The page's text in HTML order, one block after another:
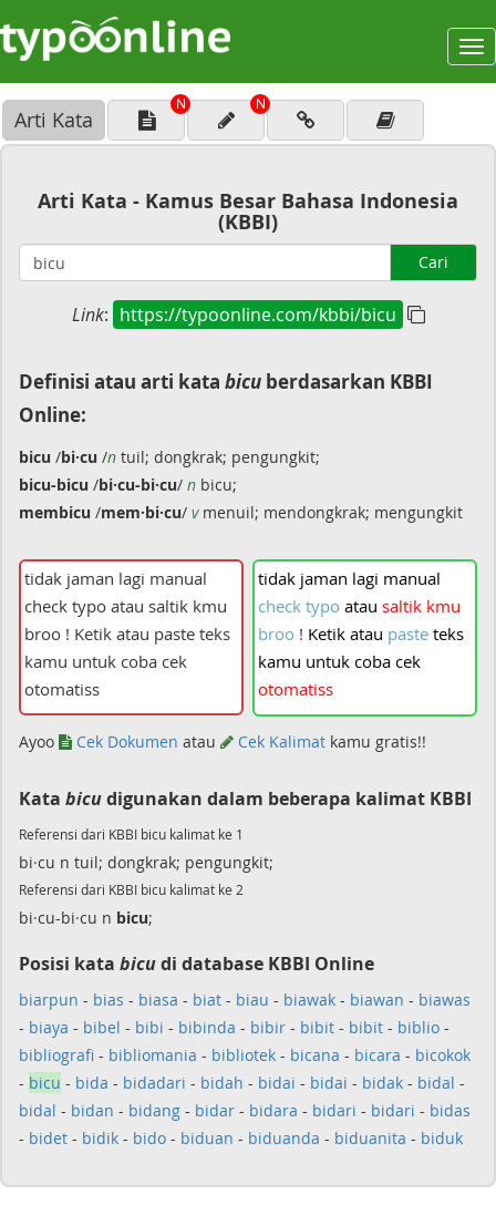
Arti Kata
N N
Arti Kata - Kamus Besar Bahasa Indonesia
(KBBI)
Cari
Link: https://typoonline.com/kbbi/bicu
Definisi atau arti kata bicu berdasarkan KBBI
Online:
bicu /bi·cu /n tuil; dongkrak; pengungkit;
bicu-bicu /bi·cu-bi·cu/ n bicu;
membicu /mem·bi·cu/ vmenuil; mendongkrak; mengungkit
tidak jaman lagi manual
check typo atau saltik kmu
broo ! Ketik atau paste teks
kamu untuk coba cek
otomatiss
Ayoo Cek Dokumen atau Cek Kalimat kamu gratis!!
Kata bicudigunakan dalam beberapa kalimat KBBI
Referensi dari KBBI bicu kalimat ke 1
bi·cu n tuil; dongkrak; pengungkit;
Referensi dari KBBI bicu kalimat ke 2
bi·cu-bi·cu n bicu;
Posisi kata bicudi database KBBI Online
biarpun - bias - biasa - biat - biau - biawak - biawan - biawas
- biaya - bibel - bibi - bibinda - bibir - bibit - bibit - biblio -
bibliografi - bibliomania - bibliotek - bicana - bicara - bicokok
- bicu - bida - bidadari - bidah - bidai - bidai - bidak - bidal -
bidal - bidan - bidang - bidar - bidara - bidari - bidari - bidas
- bidet - bidik - bido - biduan - biduanda - biduanita - biduk